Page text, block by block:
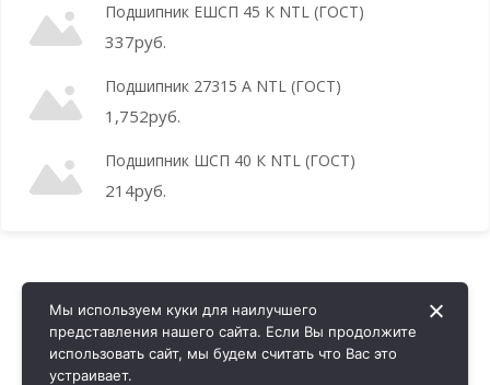
Подшипник ЕШСП 45 К NTL (ГОСТ)
337руб.
Подшипник 27315 А NTL (ГОСТ)
1,752руб.
Подшипник ШСП 40 К NTL (ГОСТ)
214руб.
Мы используем куки для наилучшего
представления нашего сайта. Если Вы продолжите
использовать сайт, мы будем считать что Вас это
устраивает.